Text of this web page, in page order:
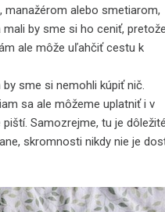
manažérom alebo smetiarom,
by sme si ho ceniť, pretože
ale môže uľahčiť cestu k
sme si nemohli kúpiť nič.
sa ale môžeme uplatniť i v
Samozrejme, tu je dôležité
skromnosti nikdy nie je